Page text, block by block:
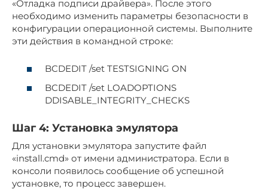
«Отладка подписи драйвера». После этого
необходимо изменить параметры безопасности в
конфигурации операционной системы. Выполните
эти действия в командной строке:
BCDEDIT /set TESTSIGNING ON
BCDEDIT /set LOADOPTIONS
DDISABLE_INTEGRITY_CHECKS
Шаг 4: Установка эмулятора
Для установки эмулятора запустите файл
«install.cmd» от имени администратора. Если в
консоли появилось сообщение об успешной
установке, то процесс завершен.